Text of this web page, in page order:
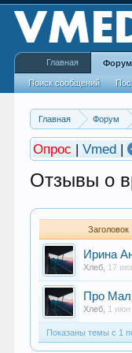
Главная Форум
Опрос |Vmed |
Отзывы о
Заголовок
Ирина
Хлеб 17
Про
Хлеб 1 июн
Показаны темы с 1
Главная Форум
Поиск сообщений